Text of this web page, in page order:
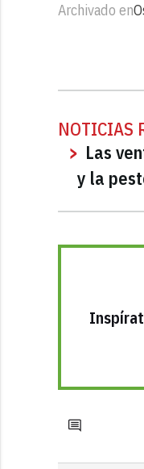
Archivado en
NOTICIAS
Las
y la